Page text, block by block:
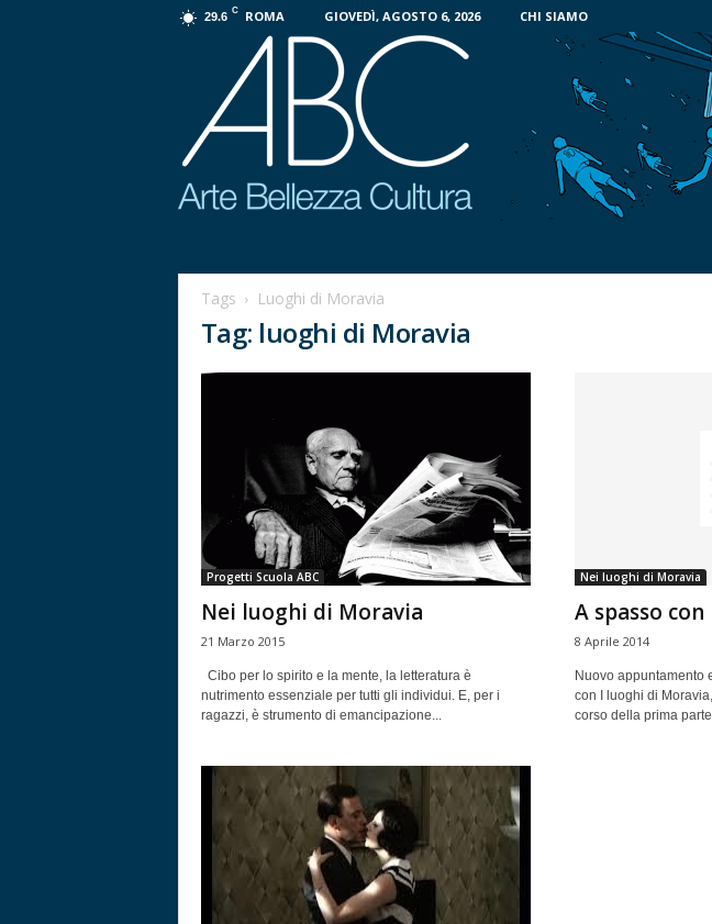
29.6 C ROMA GIOVEDÌ, AGOSTO 6, 2026 CHI SIAMO
o
Tags Luoghi di Moravia
Tag: luoghi di Moravia
Progetti Scuola ABC
Nei luoghi di Moravia
21 Marzo 2015
Cibo per lo spirito e la mente, la letteratura è
nutrimento essenziale per tutti gli individui. E, per i
ragazzi, è strumento di emancipazione...
Nei luoghi di Moravia
A spasso
8 Aprile 2014
Nuovo appuntamento
con I luoghi di
corso della prima